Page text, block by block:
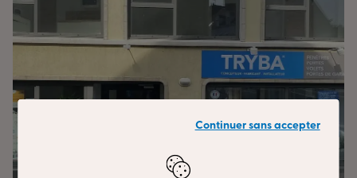
Continuer sans accepter